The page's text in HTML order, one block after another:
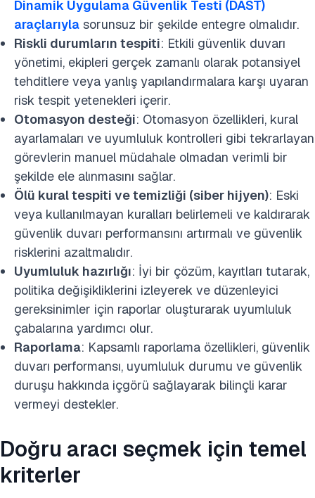
Dinamik Uygulama Güvenlik Testi (DAST)
araçlarıyla sorunsuz bir şekilde entegre olmalıdır.
Riskli durumların tespiti: Etkili güvenlik duvarı
yönetimi, ekipleri gerçek zamanlı olarak potansiyel
tehditlere veya yanlış yapılandırmalara karşı uyaran
risk tespit yetenekleri içerir.
Otomasyon desteği: Otomasyon özellikleri, kural
ayarlamaları ve uyumluluk kontrolleri gibi tekrarlayan
görevlerin manuel müdahale olmadan verimli bir
şekilde ele alınmasını sağlar.
Ölü kural tespiti ve temizliği (siber hijyen): Eski
veya kullanılmayan kuralları belirlemeli ve kaldırarak
güvenlik duvarı performansını artırmalı ve güvenlik
risklerini azaltmalıdır.
Uyumluluk hazırlığı: İyi bir çözüm, kayıtları tutarak,
politika değişikliklerini izleyerek ve düzenleyici
gereksinimler için raporlar oluşturarak uyumluluk
çabalarına yardımcı olur.
Raporlama: Kapsamlı raporlama özellikleri, güvenlik
duvarı performansı, uyumluluk durumu ve güvenlik
duruşu hakkında içgörü sağlayarak bilinçli karar
vermeyi destekler.
Doğru aracı seçmek için temel
kriterler